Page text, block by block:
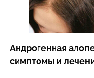
Андрогенная
симптомы и